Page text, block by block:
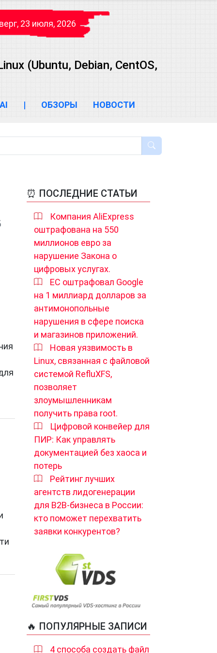
23 июля, 2026
(Ubuntu, Debian, CentOS,
AI | ОБЗОРЫ НОВОСТИ
⏰ ПОСЛЕДНИЕ СТАТЬИ
Компания AliExpress
оштрафована на 550
миллионов евро за
нарушение Закона о
цифровых услугах.
ЕС оштрафовал Google
на 1 миллиард долларов за
антимонопольные
нарушения в сфере поиска
и магазинов приложений.
Новая уязвимость в
Linux, связанная с файловой
системой RefluXFS,
позволяет
злоумышленникам
получить права root.
Цифровой конвейер для
ПИР: Как управлять
документацией без хаоса и
потерь
Рейтинг лучших
агентств лидогенерации
для B2B-бизнеса в России:
кто поможет перехватить
заявки конкурентов?
🔥 ПОПУЛЯРНЫЕ ЗАПИСИ
4 способа создать файл